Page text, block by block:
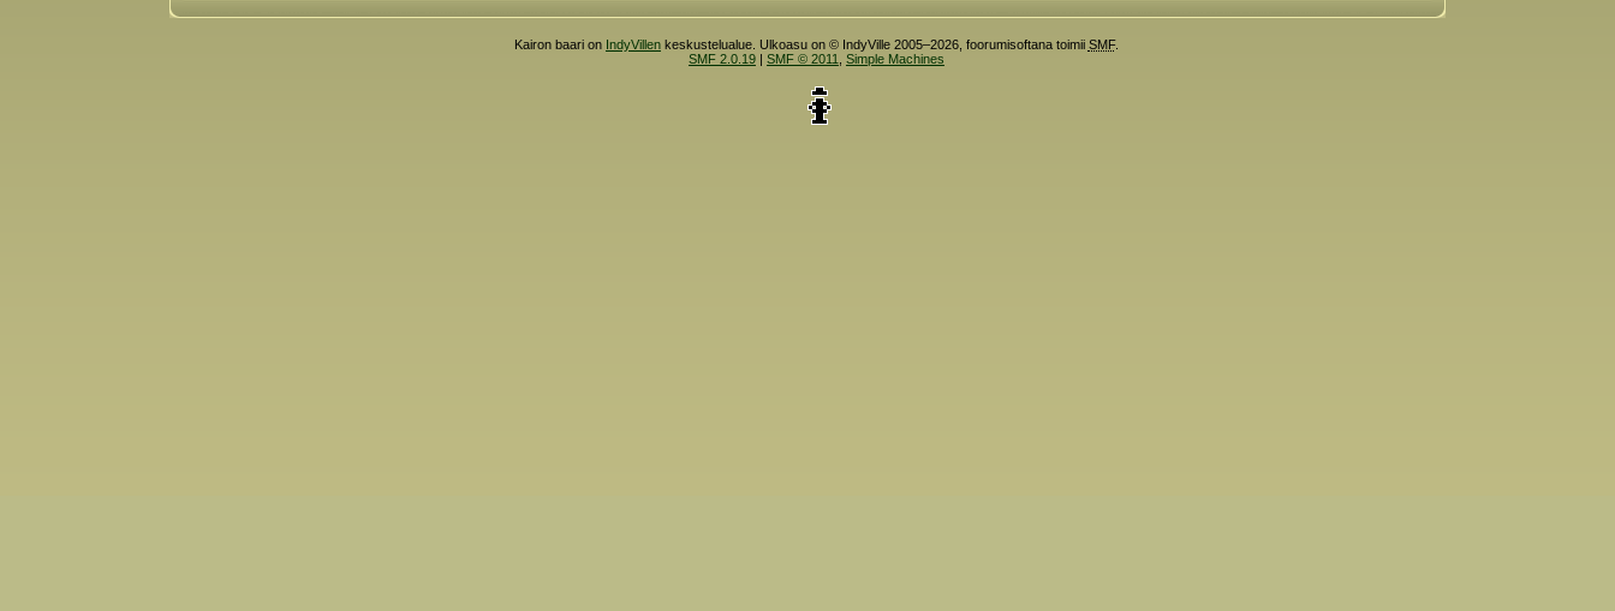
Kairon baari on IndyVillenkeskustelualue. Ulkoasu on © IndyVille 2005–2026, foorumisoftana toimii SMF.
SMF 2.0.19| SMF © 2011 Simple Machines